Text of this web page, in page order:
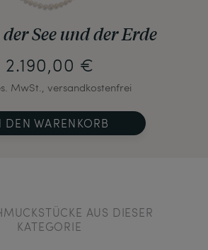
See und der Erde
2.190,00 €
MwSt., versandkostenfrei
DEN WARENKORB
AUS DIESER
KATEGORIE